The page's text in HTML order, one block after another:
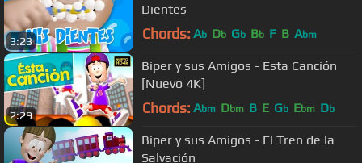
3:23
Dientes
Chords: Ab Db Gb Bb F B Abm
2:29
Biper y sus Amigos - Esta Canción
[Nuevo 4K]
Chords: Abm Dbm B E Gb Ebm Db
Biper y sus Amigos - El Tren de la
Salvación